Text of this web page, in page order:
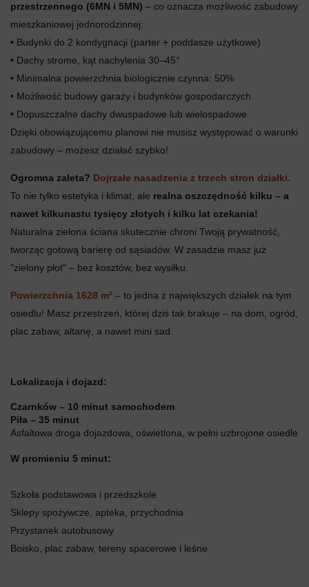
przestrzennego (6MN i 5MN) – co oznacza możliwość zabudowy
mieszkaniowej jednorodzinnej:
• Budynki do 2 kondygnacji (parter + poddasze użytkowe)
• Dachy strome, kąt nachylenia 30–45°
• Minimalna powierzchnia biologicznie czynna: 50%
• Możliwość budowy garaży i budynków gospodarczych
• Dopuszczalne dachy dwuspadowe lub wielospadowe
Dzięki obowiązującemu planowi nie musisz występować o warunki
zabudowy – możesz działać szybko!
Ogromna zaleta? Dojrzałe nasadzenia z trzech stron działki.
To nie tylko estetyka i klimat, ale realna oszczędność kilku – a
nawet kilkunastu tysięcy złotych i kilku lat czekania!
Naturalna zielona ściana skutecznie chroni Twoją prywatność,
tworząc gotową barierę od sąsiadów. W zasadzie masz już
"zielony płot" – bez kosztów, bez wysiłku.
Powierzchnia 1628 m² – to jedna z największych działek na tym
osiedlu! Masz przestrzeń, której dziś tak brakuje – na dom, ogród,
plac zabaw, altanę, a nawet mini sad.
Lokalizacja i dojazd:
Czarnków – 10 minut samochodem
Piła – 35 minut
Asfaltowa droga dojazdowa, oświetlona, w pełni uzbrojone osiedle
W promieniu 5 minut:
Szkoła podstawowa i przedszkole
Sklepy spożywcze, apteka, przychodnia
Przystanek autobusowy
Boisko, plac zabaw, tereny spacerowe i leśne